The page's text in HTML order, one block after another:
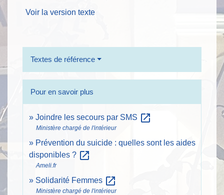
Voir la version texte
Textes de référence
Pour en savoir plus
Joindre les secours par SMS open_in_new
Ministère chargé de l'intérieur
Prévention du suicide : quelles sont les aides
disponibles ? open_in_new
Ameli.fr
Solidarité Femmes open_in_new
Ministère chargé de l'intérieur